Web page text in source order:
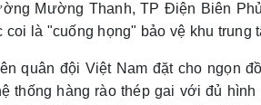
Mường Thanh, TP Điện Biên
coi là "cuống họng" bảo vệ khu trung
quân đội Việt Nam đặt cho ngọn
thống hàng rào thép gai với đủ